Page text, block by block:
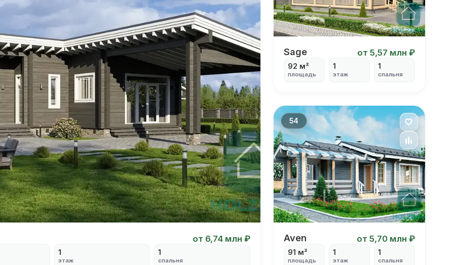
от 6,74 млн ₽
1
этаж
1
спальня
Sage
Sage от 5,57 млн ₽
92 м²
площадь
1
этаж
1
спальня
54
Aven
Aven от 5,70 млн ₽
91 м²
площадь
1
этаж
1
спальня